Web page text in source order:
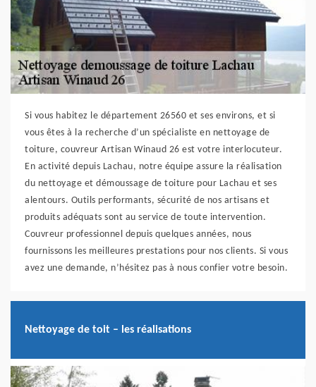
Si vous habitez le département 26560 et ses environs, et si
vous êtes à la recherche d’un spécialiste en nettoyage de
toiture, couvreur Artisan Winaud 26 est votre interlocuteur.
En activité depuis Lachau, notre équipe assure la réalisation
du nettoyage et démoussage de toiture pour Lachau et ses
alentours. Outils performants, sécurité de nos artisans et
produits adéquats sont au service de toute intervention.
Couvreur professionnel depuis quelques années, nous
fournissons les meilleures prestations pour nos clients. Si vous
avez une demande, n’hésitez pas à nous confier votre besoin.
Nettoyage de toit – les réalisations